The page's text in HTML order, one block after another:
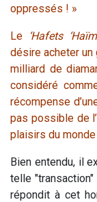
oppressés ! »
Le ‘Hafets ‘Haïm
désire acheter un
milliard de
considéré
récompense
pas possible de
plaisirs du monde
Bien entendu, il
telle
répondit à cet